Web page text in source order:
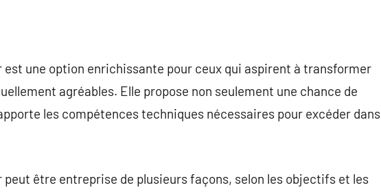
une option enrichissante pour ceux qui aspirent à transformer
agréables. Elle propose non seulement une chance de
les compétences techniques nécessaires pour excéder dans
être entreprise de plusieurs façons, selon les objectifs et les